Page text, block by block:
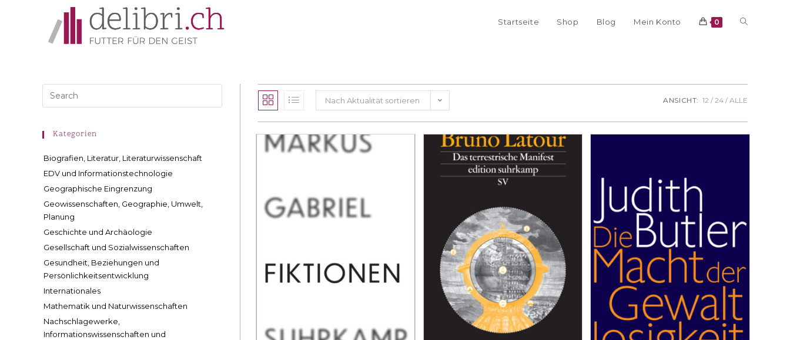
Startseite Shop Blog Mein Konto 0
Nach Aktualität sortieren ANSICHT: 12 24 ALLE
Kategorien
Biografien, Literatur, Literaturwissenschaft
EDV und Informationstechnologie
Geographische Eingrenzung
Geowissenschaften, Geographie, Umwelt,
Planung
Geschichte und Archäologie
Gesellschaft und Sozialwissenschaften
Gesundheit, Beziehungen und
Persönlichkeitsentwicklung
Internationales
Mathematik und Naturwissenschaften
Nachschlagewerke,
Informationswissenschaften und